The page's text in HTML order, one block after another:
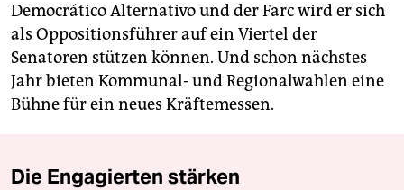
Democrático Alternativo und der Farc wird er sich
als Oppositionsführer auf ein Viertel der
Senatoren stützen können. Und schon nächstes
Jahr bieten Kommunal- und Regionalwahlen eine
Bühne für ein neues Kräftemessen.
Die Engagierten stärken